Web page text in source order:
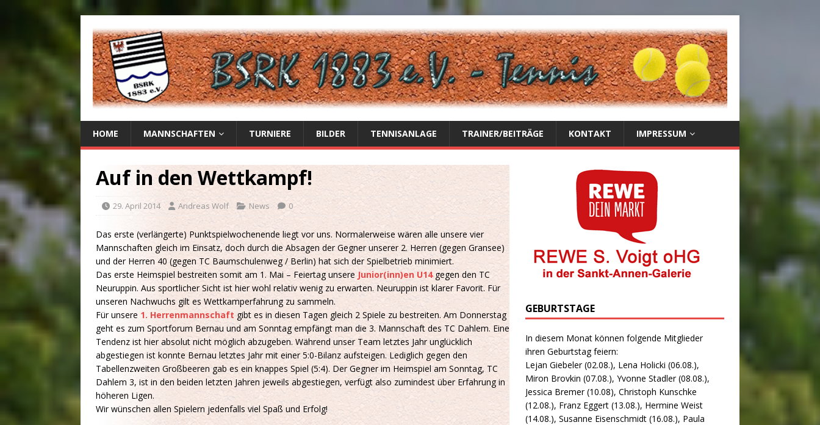
HOME MANNSCHAFTEN TURNIERE BILDER TENNISANLAGE TRAINER/BEITRÄGE KONTAKT IMPRESSUM
Auf in den Wettkampf!
29. April 2014 Andreas Wolf News 0
Das erste (verlängerte) Punktspielwochenende liegt vor uns. Normalerweise wären alle unsere vier
Mannschaften gleich im Einsatz, doch durch die Absagen der Gegner unserer 2. Herren (gegen Gransee)
und der Herren 40 (gegen TC Baumschulenweg / Berlin) hat sich der Spielbetrieb minimiert.
Das erste Heimspiel bestreiten somit am 1. Mai – Feiertag unsere Junior(inn)en U14gegen den TC
Neuruppin. Aus sportlicher Sicht ist hier wohl relativ wenig zu erwarten. Neuruppin ist klarer Favorit. Für
unseren Nachwuchs gilt es Wettkamperfahrung zu sammeln.
Für unsere 1. Herrenmannschaft gibt es in diesen Tagen gleich 2 Spiele zu bestreiten. Am Donnerstag
geht es zum Sportforum Bernau und am Sonntag empfängt man die 3. Mannschaft des TC Dahlem. Eine
Tendenz ist hier absolut nicht möglich abzugeben. Während unser Team letztes Jahr unglücklich
abgestiegen ist konnte Bernau letztes Jahr mit einer 5:0-Bilanz aufsteigen. Lediglich gegen den
Tabellenzweiten Großbeeren gab es ein knappes Spiel (5:4). Der Gegner im Heimspiel am Sonntag, TC
Dahlem 3, ist in den beiden letzten Jahren jeweils abgestiegen, verfügt also zumindest über Erfahrung in
höheren Ligen.
Wir wünschen allen Spielern jedenfalls viel Spaß und Erfolg!
GEBURTSTAGE
In diesem Monat können folgende Mitglieder
ihren Geburtstag feiern:
Lejan Giebeler (02.08.), Lena Holicki (06.08.),
Miron Brovkin (07.08.), Yvonne Stadler (08.08.),
Jessica Bremer (10.08), Christoph Kunschke
(12.08.), Franz Eggert (13.08.), Hermine Weist
(14.08.), Susanne Eisenschmidt (16.08.), Paula